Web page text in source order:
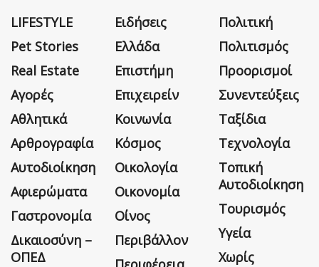
LIFESTYLE
Pet Stories
Real Estate
Αγορές
Αθλητικά
Αρθρογραφία
Αυτοδιοίκηση
Αφιερώματα
Γαστρονομία
Δικαιοσύνη –
ΟΠΕΔ
Ειδήσεις
Ελλάδα
Επιστήμη
Επιχειρείν
Κοινωνία
Κόσμος
Οικολογία
Οικονομία
Οίνος
Περιβάλλον
Πολιτική
Πολιτισμός
Προορισμοί
Συνεντεύξεις
Ταξίδια
Τεχνολογία
Τοπική
Αυτοδιοίκηση
Τουρισμός
Υγεία
Χωρίς